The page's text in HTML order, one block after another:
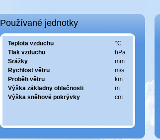
Používané jednotky
Teplota vzduchu
°C
Tlak vzduchu
hPa
Srážky
mm
Rychlost větru
m/s
Proběh větru
km
Výška základny oblačnosti
m
Výška sněhové pokrývky
cm